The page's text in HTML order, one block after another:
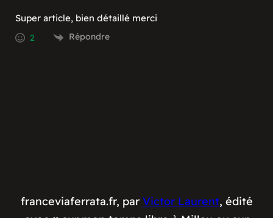
Super article, bien détaillé merci
2 Répondre
franceviaferrata.fr, par Victor Laurent, édité